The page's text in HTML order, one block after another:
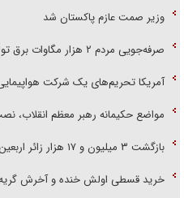
وزیر صمت عازم پاکستان شد
صرفه‌جویی مردم ۲ هزار مگاوات برق تولید کرد
آمریکا تحریم‌های یک شرکت
مواضع حکیمانه رهبر معظم انقلاب،
بازگشت ۳ میلیون و ۱۷ هزار زائر اربعین به کشور
خرید قسطی اولش خنده و آخرش